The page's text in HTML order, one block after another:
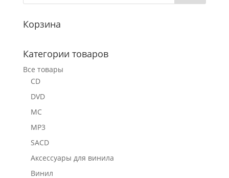
Корзина
Категории товаров
Все товары
CD
DVD
MC
MP3
SACD
Аксессуары для винила
Винил